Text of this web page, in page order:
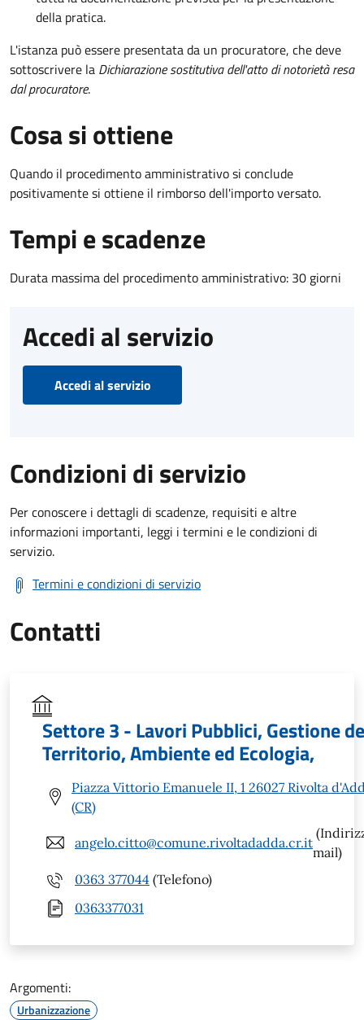
della pratica.
L'istanza può essere presentata da un procuratore, che deve
sottoscrivere la Dichiarazione sostitutiva dell'atto di notorietà resa
dal procuratore.
Cosa si ottiene
Quando il procedimento amministrativo si conclude
positivamente si ottiene il rimborso dell'importo versato.
Tempi e scadenze
Durata massima del procedimento amministrativo: 30 giorni
Accedi al servizio
Accedi al servizio
Condizioni di servizio
Per conoscere i dettagli di scadenze, requisiti e altre
informazioni importanti, leggi i termini e le condizioni di
servizio.
Termini e condizioni di servizio
Contatti
Settore 3 - Lavori Pubblici, Gestione
Territorio, Ambiente ed Ecologia,
Piazza Vittorio Emanuele II, 1 26027 Rivolta
(CR)
angelo.citto@comune.rivoltadadda.cr.it
mail)
0363 377044 (Telefono)
0363377031
Argomenti:
Urbanizzazione